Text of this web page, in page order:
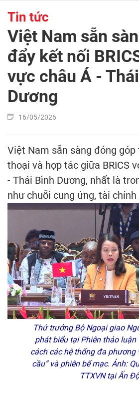
Tin tức
Việt Nam sẵn
đẩy kết nối
vực châu Á -
Dương
16/05/2026
Việt Nam sẵn sàng đóng góp
thoại và hợp tác giữa BRICS
- Thái Bình Dương, nhất là
như chuỗi cung ứng, tài
Thứ trưởng Bộ Ngoại giao
phát biểu tại Phiên thảo luận
cách các hệ thống đa phương
cầu” và phiên bế mạc. Ảnh:
TTXVN tại Ấn